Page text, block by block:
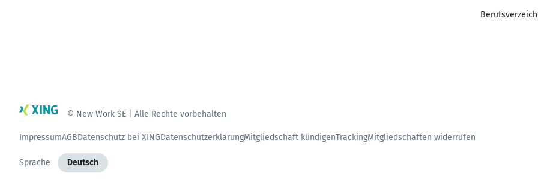
© New Work SE | Alle Rechte vorbehalten
ImpressumAGBDatenschutz bei XINGDatenschutzerklärungMitgliedschaft kündigenTrackingMitgliedschaften widerrufen
Sprache Deutsch